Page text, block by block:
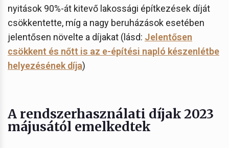
nyitások 90%-át kitevő lakossági építkezések díját
csökkentette, míg a nagy beruházások esetében
jelentősen növelte a díjakat (lásd: Jelentősen
csökkent és nőtt is az e-építési napló készenlétbe
helyezésének díja)
A rendszerhasználati díjak 2023
májusától emelkedtek